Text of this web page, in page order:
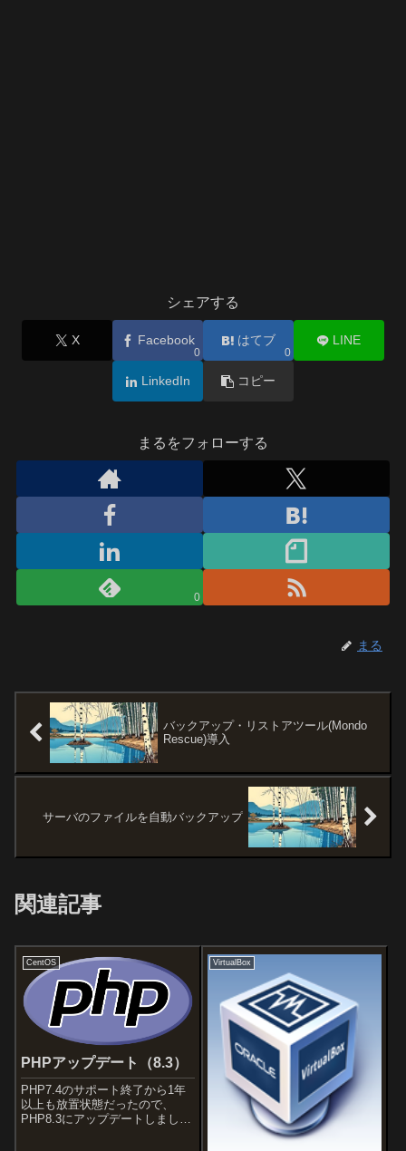
シェアする
X Facebook
0
はてブ
0
LINE
LinkedIn コピー
まるをフォローする
0
まる
バックアップ・リストアツール(Mondo
Rescue)導入
サーバのファイルを自動バックアップ
関連記事
CentOS
PHPアップデート（8.3）
PHP7.4のサポート終了から1年
以上も放置状態だったので、
PHP8.3にアップデートしまし
VirtualBox